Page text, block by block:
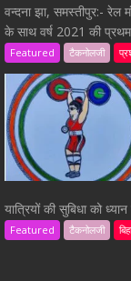
वन्दना झा, समस्तीपुर:- रेल
के साथ वर्ष 2021 की
Featured टैकनोलजी
यात्रियों की सुबिधा को
Featured टैकनोलजी